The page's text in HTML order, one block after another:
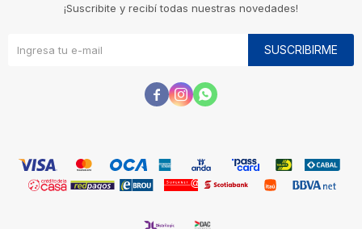
¡Suscribite y recibí todas nuestras novedades!
SUSCRIBIRME
  